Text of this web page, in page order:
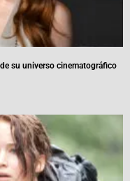
su universo cinematográfico